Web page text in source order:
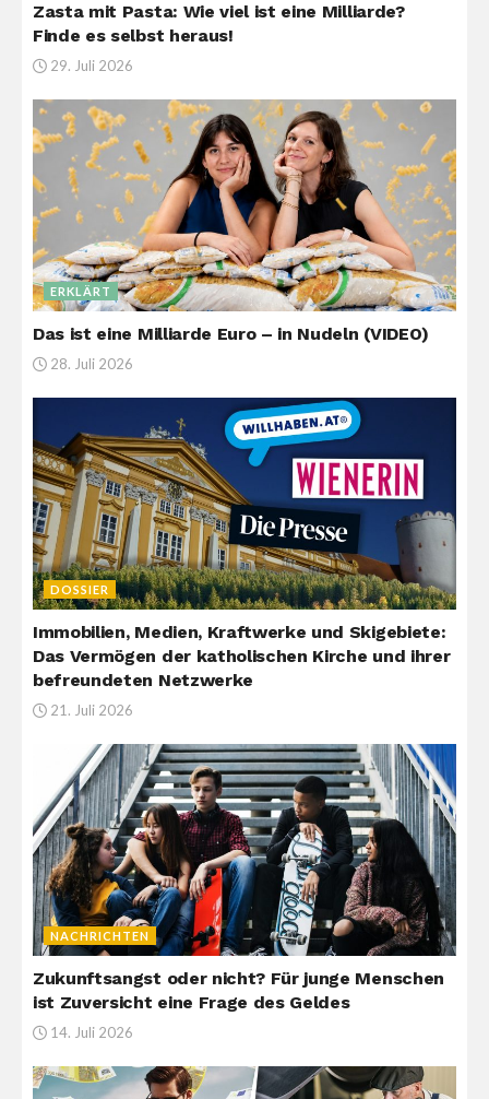
Zasta mit Pasta: Wie viel ist eine Milliarde?
Finde es selbst heraus!
29. Juli 2026
ERKLÄRT
Das ist eine Milliarde Euro – in Nudeln (VIDEO)
28. Juli 2026
DOSSIER
Immobilien, Medien, Kraftwerke und Skigebiete:
Das Vermögen der katholischen Kirche und ihrer
befreundeten Netzwerke
21. Juli 2026
NACHRICHTEN
Zukunftsangst oder nicht? Für junge Menschen
ist Zuversicht eine Frage des Geldes
14. Juli 2026